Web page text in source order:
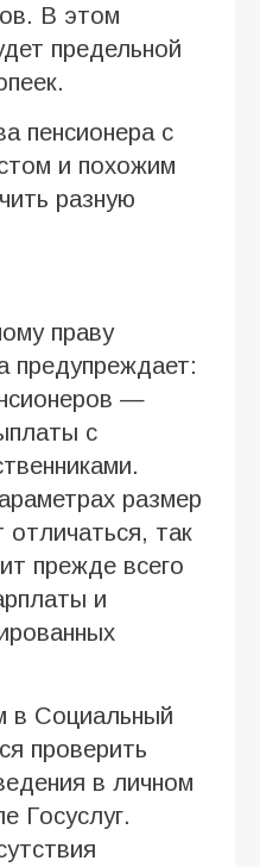
В этом
предельной
пенсионера с
и похожим
разную
праву
предупреждает:
—
с
размер
отличаться, так
прежде всего
и
в Социальный
проверить
в личном
Госуслуг.